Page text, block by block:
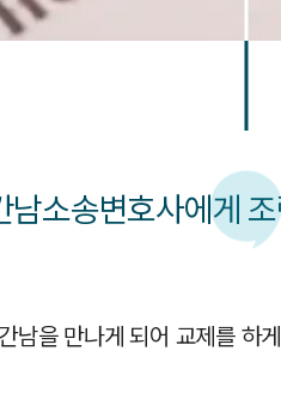
남소송변호사에게
남을 만나게 되어 교제를 하